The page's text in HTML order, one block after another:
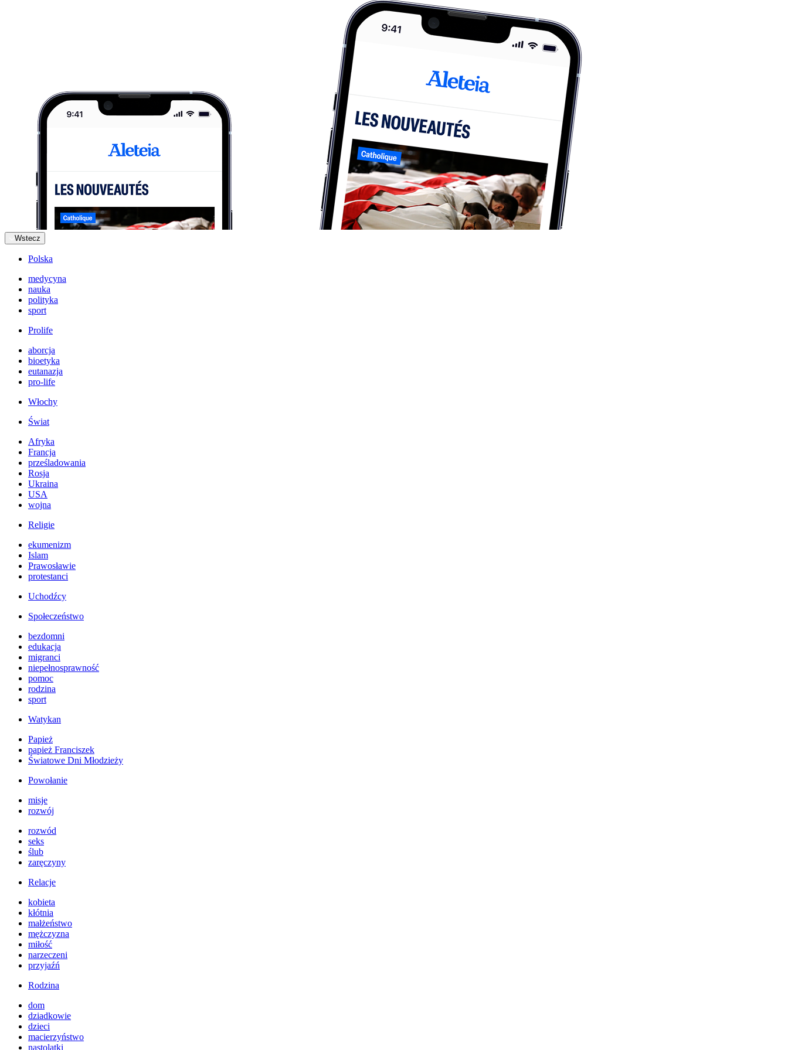
Wstecz
Polska
medycyna
nauka
polityka
sport
Prolife
aborcja
bioetyka
eutanazja
pro-life
Włochy
Świat
Afryka
Francja
prześladowania
Rosja
Ukraina
USA
wojna
Religie
ekumenizm
Islam
Prawosławie
protestanci
Uchodźcy
Społeczeństwo
bezdomni
edukacja
migranci
niepełnosprawność
pomoc
rodzina
sport
Watykan
Papież
papież Franciszek
Światowe Dni Młodzieży
Powołanie
misje
rozwój
rozwód
seks
ślub
zaręczyny
Relacje
kobieta
kłótnia
małżeństwo
mężczyzna
miłość
narzeczeni
przyjaźń
Rodzina
dom
dziadkowie
dzieci
macierzyństwo
nastolatki